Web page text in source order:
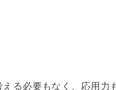
る必要もなく、応用